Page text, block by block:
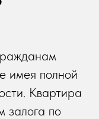
имея полной
Квартира
залога по